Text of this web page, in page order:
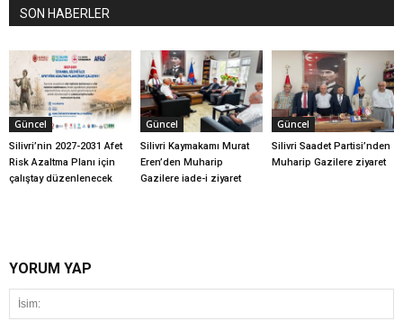
SON HABERLER
Güncel
Silivri’nin 2027-2031 Afet
Risk Azaltma Planı için
çalıştay düzenlenecek
Güncel
Silivri Kaymakamı Murat
Eren’den Muharip
Gazilere iade-i ziyaret
Güncel
Silivri Saadet Partisi’nden
Muharip Gazilere ziyaret
YORUM YAP